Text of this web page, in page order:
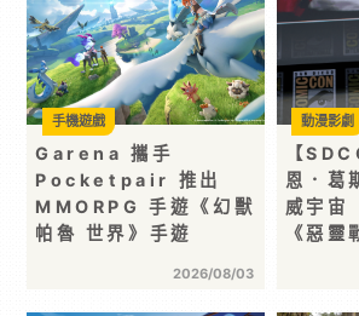
Garena 攜手
Pocketpair 推出
MMORPG 手遊《幻獸
帕魯 世界》手遊
2026/08/03
手機遊戲
【
恩．葛
威宇宙
《惡靈
動漫影劇